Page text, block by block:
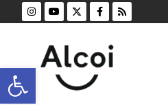
Open toolbar